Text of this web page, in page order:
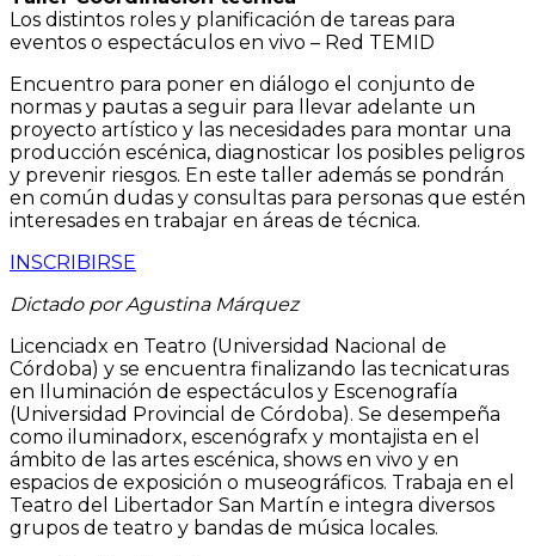
Los distintos roles y planificación de tareas para
eventos o espectáculos en vivo – Red TEMID
Encuentro para poner en diálogo el conjunto de
normas y pautas a seguir para llevar adelante un
proyecto artístico y las necesidades para montar una
producción escénica, diagnosticar los posibles peligros
y prevenir riesgos. En este taller además se pondrán
en común dudas y consultas para personas que estén
interesades en trabajar en áreas de técnica.
INSCRIBIRSE
Dictado por Agustina Márquez
Licenciadx en Teatro (Universidad Nacional de
Córdoba) y se encuentra finalizando las tecnicaturas
en Iluminación de espectáculos y Escenografía
(Universidad Provincial de Córdoba). Se desempeña
como iluminadorx, escenógrafx y montajista en el
ámbito de las artes escénica, shows en vivo y en
espacios de exposición o museográficos. Trabaja en el
Teatro del Libertador San Martín e integra diversos
grupos de teatro y bandas de música locales.